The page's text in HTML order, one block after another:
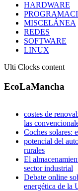
HARDWARE
MISCELÁNEA
REDES
SOFTWARE
LINUX
Ulti Clocks content
EcoLaMancha
costes de
las
Coches solares:
potencial del
rurales
El
sector industrial
Debate online
energética de la